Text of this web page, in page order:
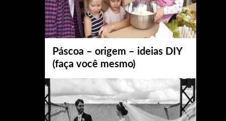
Páscoa – origem – ideias DIY
(faça você mesmo)